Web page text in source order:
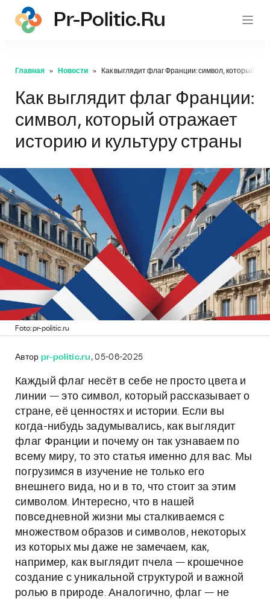
pr-
Pr-Politic.ru
Главная Новости Как выглядит флаг Франции: символ, который
Как выглядит флаг Франции:
символ, который отражает
историю и культуру страны
Foto: pr-politic.ru
Автор pr-politic.ru , 05-06-2025
Каждый флаг несёт в себе не просто цвета и
линии — это символ, который рассказывает о
стране, её ценностях и истории. Если вы
когда-нибудь задумывались, как выглядит
флаг Франции и почему он так узнаваем по
всему миру, то это статья именно для вас. Мы
погрузимся в изучение не только его
внешнего вида, но и в то, что стоит за этим
символом. Интересно, что в нашей
повседневной жизни мы сталкиваемся с
множеством образов и символов, некоторых
из которых мы даже не замечаем, как,
например, как выглядит пчела — крошечное
создание с уникальной структурой и важной
ролью в природе. Аналогично, флаг — не